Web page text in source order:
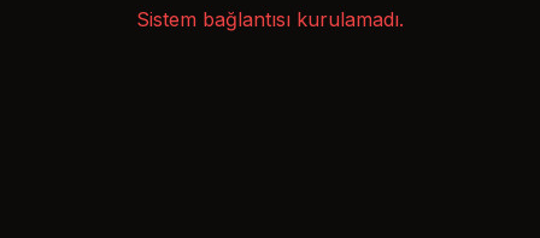
Sistem bağlantısı kurulamadı.